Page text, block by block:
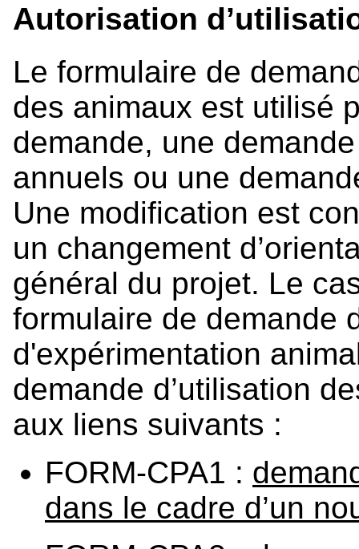
Autorisation
Le formulaire de
des animaux est utilisé
demande, une
annuels ou une
Une modification est
un changement
général du projet. Le
formulaire de demande
d'expérimentation
demande d’utilisation
aux liens suivants :
FORM-CPA1 :
dans le cadre d’un